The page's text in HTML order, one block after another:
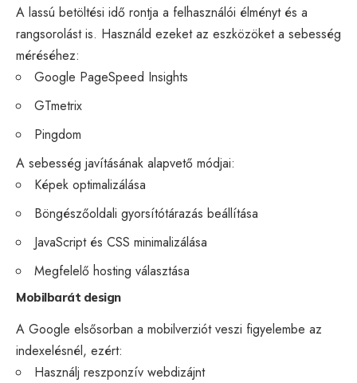
A lassú betöltési idő rontja a felhasználói élményt és a
rangsorolást is. Használd ezeket az eszközöket a sebesség
méréséhez:
Google PageSpeed Insights
GTmetrix
Pingdom
A sebesség javításának alapvető módjai:
Képek optimalizálása
Böngészőoldali gyorsítótárazás beállítása
JavaScript és CSS minimalizálása
Megfelelő hosting választása
Mobilbarát design
A Google elsősorban a mobilverziót veszi figyelembe az
indexelésnél, ezért:
Használj reszponzív webdizájnt